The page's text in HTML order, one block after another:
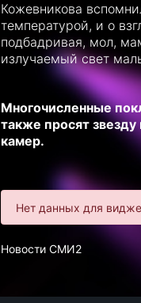
Кожевникова
температурой, и о
подбадривая, мол,
излучаемый свет
Многочисленные
также просят
камер.
Нет данных для
Новости СМИ2